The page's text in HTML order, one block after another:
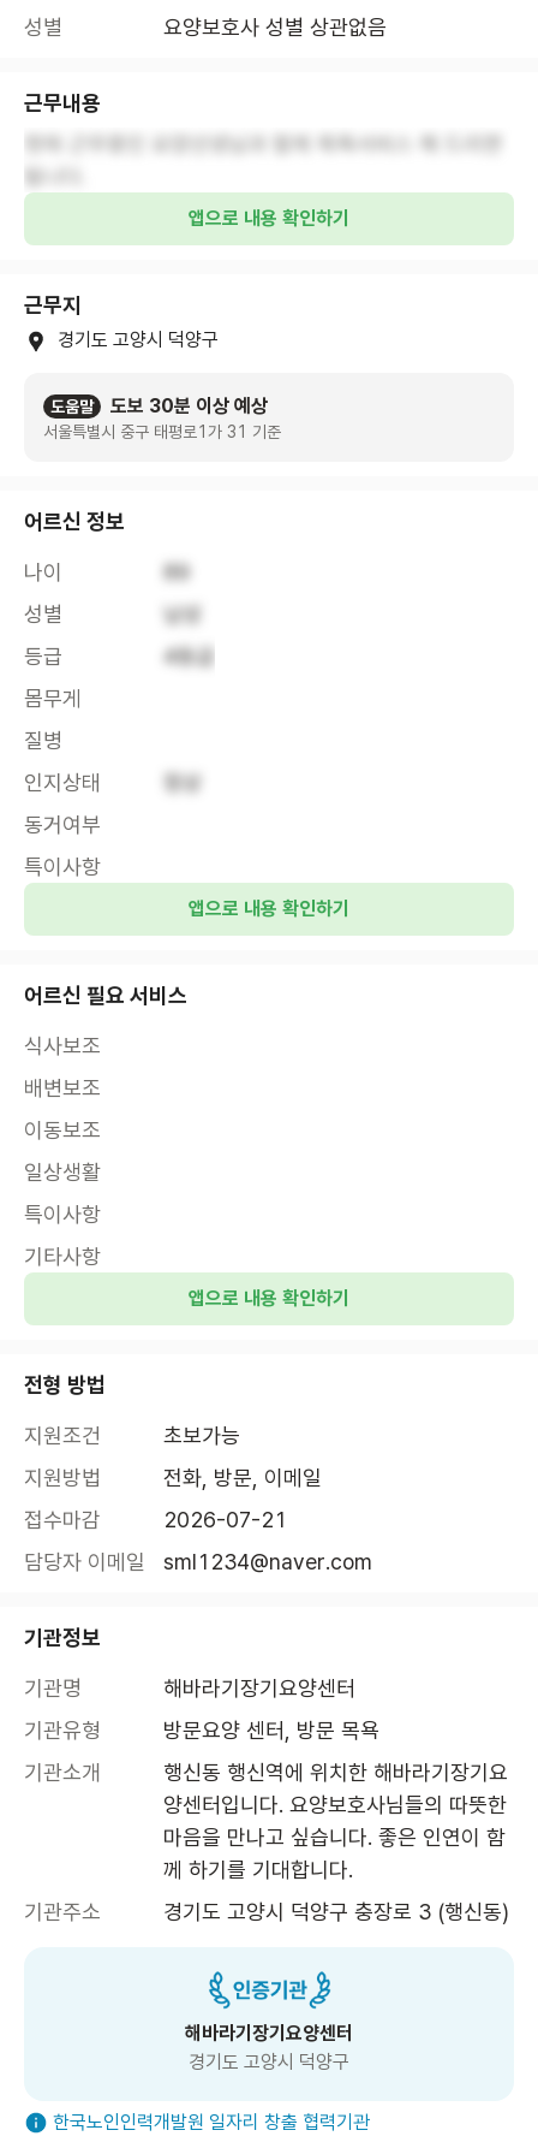
성별
요양보호사 성별 상관없음
근무내용
앱으로 내용 확인하기
근무지
경기도 고양시 덕양구
도움말 도보 30분 이상 예상
서울특별시 중구 태평로1가 31 기준
어르신 정보
나이
89
성별
남성
등급
4등급
몸무게
질병
인지상태
정상
동거여부
특이사항
앱으로 내용 확인하기
어르신 필요 서비스
식사보조
배변보조
이동보조
일상생활
특이사항
기타사항
앱으로 내용 확인하기
전형 방법
지원조건
초보가능
지원방법
전화, 방문, 이메일
접수마감
2026-07-21
담당자 이메일
sml1234@naver.com
기관정보
기관명
해바라기장기요양센터
기관유형
방문요양 센터, 방문 목욕
기관소개
행신동 행신역에 위치한 해바라기장기요
양센터입니다. 요양보호사님들의 따뜻한
마음을 만나고 싶습니다. 좋은 인연이 함
께 하기를 기대합니다.
기관주소
경기도 고양시 덕양구 충장로 3 (행신동)
해바라기장기요양센터
경기도 고양시 덕양구
한국노인인력개발원 일자리 창출 협력기관